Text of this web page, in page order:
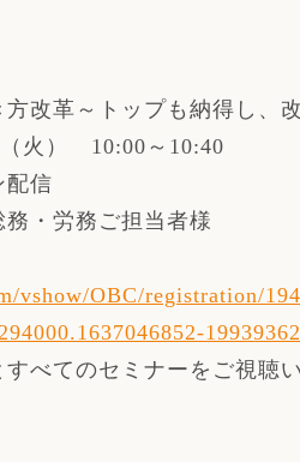
改革～トップも納得し、
（火） 10:00～10:40
配信
・労務ご担当者様
vshow/OBC/registration/
べてのセミナーをご視聴